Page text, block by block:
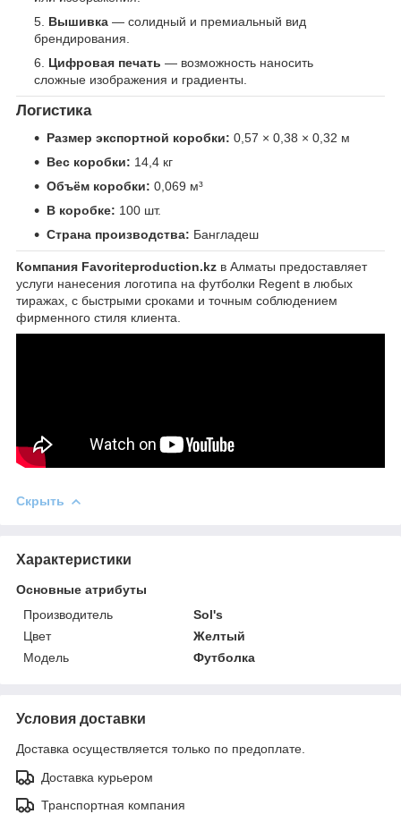
Вышивка — солидный и премиальный вид
брендирования.
Цифровая печать — возможность наносить
сложные изображения и градиенты.
Логистика
Размер экспортной коробки: 0,57 × 0,38 × 0,32 м
Вес коробки: 14,4 кг
Объём коробки: 0,069 м³
В коробке: 100 шт.
Страна производства: Бангладеш
Компания Favoriteproduction.kz в Алматы предоставляет
услуги нанесения логотипа на футболки Regent в любых
тиражах, с быстрыми сроками и точным соблюдением
фирменного стиля клиента.
Скрыть
Характеристики
Основные атрибуты
Производитель
Sol's
Цвет
Желтый
Мoдель
Футболка
Условия доставки
Доставка осуществляется только по предоплате.
Доставка курьером
Транспортная компания